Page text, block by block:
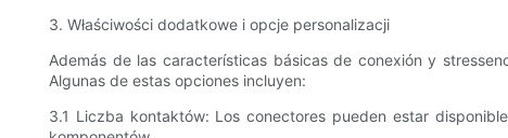
3. Właściwości dodatkowe i opcje personalizacji
Además de las características básicas de conexión y
Algunas de estas opciones incluyen:
3.1 Liczba kontaktów: Los conectores pueden estar